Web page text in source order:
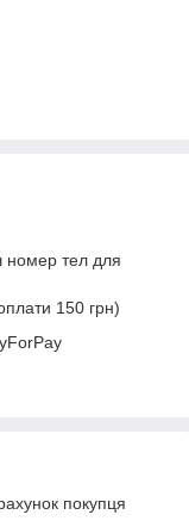
номер тел для
150 грн)
покупця